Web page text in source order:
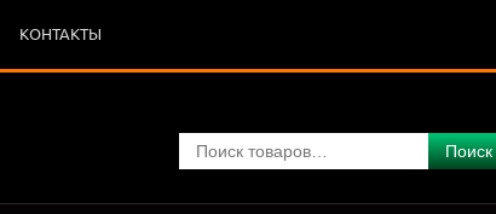
КОНТАКТЫ
Поиск